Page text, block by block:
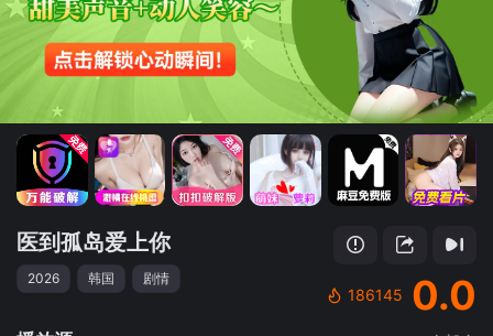
医到孤岛爱上你
2026 韩国 剧情
186145 0.0